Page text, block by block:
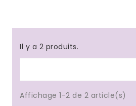
Il y a 2 produits.
Affichage 1-2 de 2 article(s)